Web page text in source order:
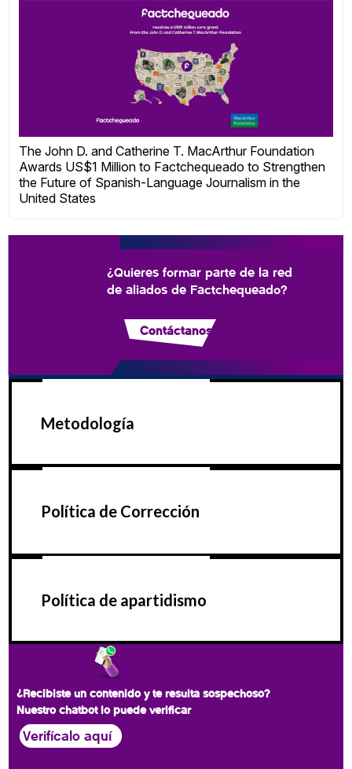
The John D. and Catherine T. MacArthur Foundation
Awards US$1 Million to Factchequeado to Strengthen
the Future of Spanish-Language Journalism in the
United States
¿Quieres formar parte de la red
de aliados de Factchequeado?
Contáctanos
Metodología
Política de Corrección
Política de apartidismo
¿Recibiste un contenido y te resulta sospechoso?
Nuestro chatbot lo puede verificar
Verifícalo aquí